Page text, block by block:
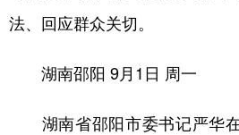
法、回应群众关切。
湖南邵阳 9月1日 周一
湖南省邵阳市委书记严华在